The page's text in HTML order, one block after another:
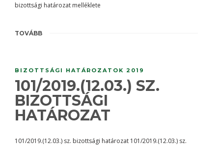
bizottsági határozat melléklete
TOVÁBB
BIZOTTSÁGI HATÁROZATOK 2019
101/2019.(12.03.) SZ.
BIZOTTSÁGI
HATÁROZAT
101/2019.(12.03.) sz. bizottsági határozat 101/2019.(12.03.) sz.